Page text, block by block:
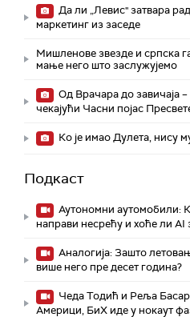
Да ли „Левис" затвара
маркетинг из заседе
Мишленове звезде и српска
мање него што заслужујемо
Од Врачара до завичаја
чекајући Часни појас
Ко је имао Дулета, нису
Подкаст
Аутономни аутомобили:
направи несрећу и хоће ли AI
Аналогија: Зашто
више него пре десет година?
Чеда Тодић и Реља
Америци, БиХ иде у нокаут